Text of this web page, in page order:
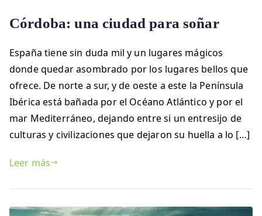
Córdoba: una ciudad para soñar
España tiene sin duda mil y un lugares mágicos
donde quedar asombrado por los lugares bellos que
ofrece. De norte a sur, y de oeste a este la Península
Ibérica está bañada por el Océano Atlántico y por el
mar Mediterráneo, dejando entre si un entresijo de
culturas y civilizaciones que dejaron su huella a lo […]
Leer más